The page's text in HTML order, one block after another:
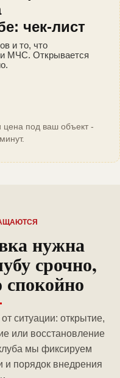
чек-лист
и то, что
МЧС. Открывается
цена под ваш объект -
нужна
срочно,
ситуации: открытие,
или восстановление
мы фиксируем
и порядок внедрения